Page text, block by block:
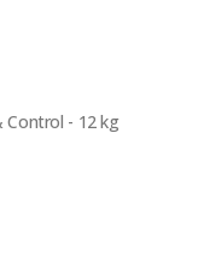
Control - 12 kg